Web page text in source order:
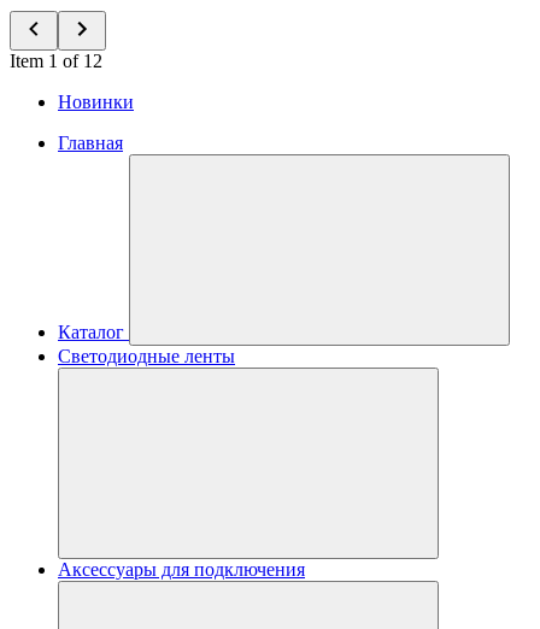
Item 1 of 12
Новинки
Главная
Каталог
Светодиодные ленты
Аксессуары для подключения